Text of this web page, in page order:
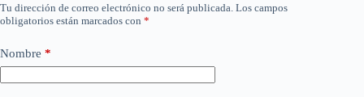
Tu dirección de correo electrónico no será publicada. Los campos
obligatorios están marcados con *
Nombre *